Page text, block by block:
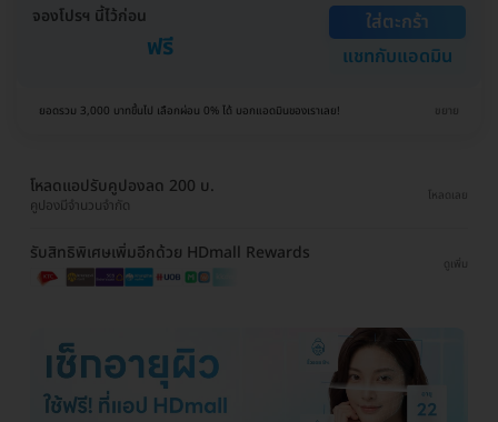
จองโปรฯ นี้ไว้ก่อน
ฟรี
ใส่ตะกร้า
แชทกับแอดมิน
ยอดรวม 3,000 บาทขึ้นไป เลือกผ่อน 0% ได้ บอกแอดมินของเราเลย! ขยาย
โหลดแอปรับคูปองลด 200 บ.
คูปองมีจำนวนจำกัด
โหลดเลย
รับสิทธิพิเศษเพิ่มอีกด้วย HDmall Rewards
ดูเพิ่ม